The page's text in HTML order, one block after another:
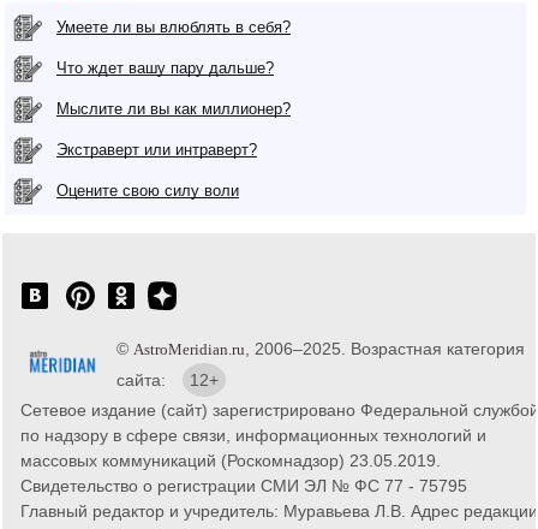
Умеете ли вы влюблять в себя?
Что ждет вашу пару дальше?
Мыслите ли вы как миллионер?
Экстраверт или интраверт?
Оцените свою силу воли
© AstroMeridian.ru , 2006–2025. Возрастная категория
сайта:
12+
Сетевое издание (сайт) зарегистрировано Федеральной службой
по надзору в сфере связи, информационных технологий и
массовых коммуникаций (Роскомнадзор) 23.05.2019.
Свидетельство о регистрации СМИ ЭЛ № ФС 77 - 75795
Главный редактор и учредитель: Муравьева Л.В. Адрес